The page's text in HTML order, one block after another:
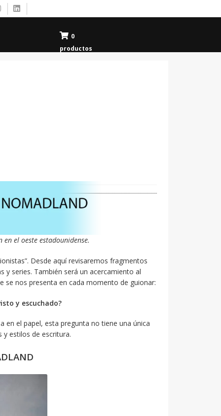
0
productos
el oeste estadounidense.
Desde aquí revisaremos fragmentos
y series. También será un acercamiento al
se nos presenta en cada momento de guionar:
y escuchado?
en el papel, esta pregunta no tiene una única
y estilos de escritura.